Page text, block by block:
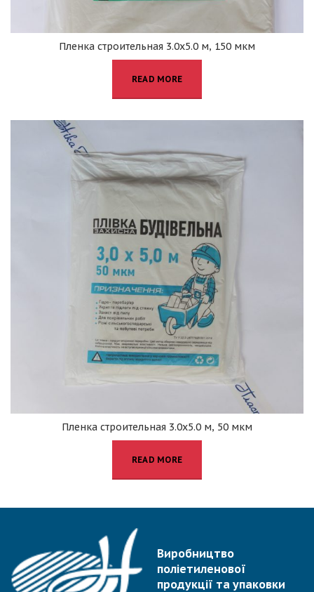
Пленка строительная 3.0х5.0 м, 150 мкм
READ MORE
Пленка строительная 3.0х5.0 м, 50 мкм
READ MORE
Виробництво
поліетиленової
продукції та упаковки